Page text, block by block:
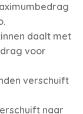
daalt met
voor
verschuift
naar